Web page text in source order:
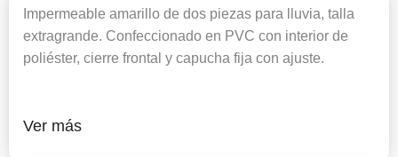
Impermeable amarillo de dos piezas para lluvia, talla
extragrande. Confeccionado en PVC con interior de
poliéster, cierre frontal y capucha fija con ajuste.
Ver más